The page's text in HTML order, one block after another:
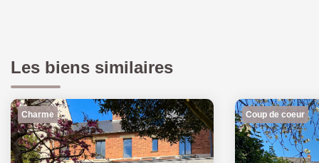
Les biens similaires
Charme Coup de coeur